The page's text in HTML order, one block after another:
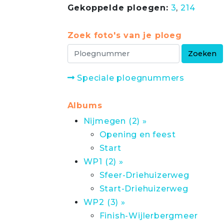
Gekoppelde ploegen: 3, 214
Zoek foto's van je ploeg
Speciale ploegnummers
Albums
Nijmegen (2) »
Opening en feest
Start
WP1 (2) »
Sfeer-Driehuizerweg
Start-Driehuizerweg
WP2 (3) »
Finish-Wijlerbergmeer